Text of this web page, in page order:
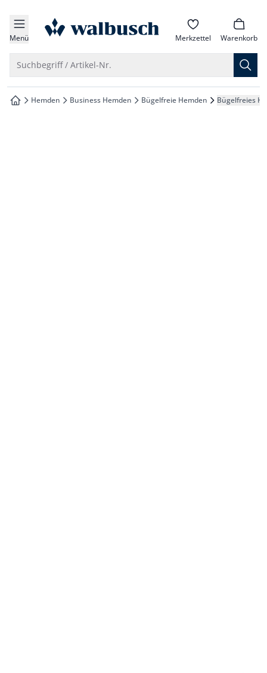
springen
springen
springen
springen
Menü zur Startseite Merkzettel Warenkorb
Suchbegriff / Artikel-Nr.
zur Startseite
Hemden Business Hemden Bügelfreie Hemden Bügelfreies